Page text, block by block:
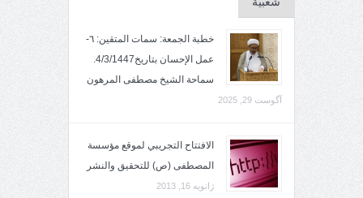
خطبة الجمعة: سمات المتقين: ٦-
عمل الإحسان بتاريخ4/3/1447.
سماحة الشيخ مصطفى المرهون
آگوست 29, 2025
الافتتاح التجريبي لموقع مؤسسة
المصطفى (ص) للتحقيق والنشر
ژانویه 16, 2013